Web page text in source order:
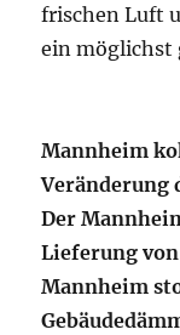
frischen Luft
ein möglichst
Mannheim
Veränderung
Der
Lieferung
Mannheim